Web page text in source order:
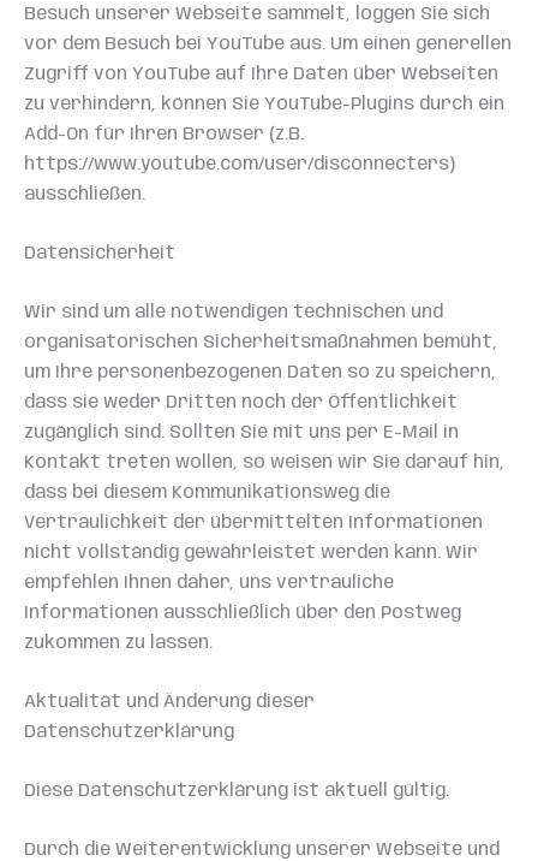
Besuch unserer Webseite sammelt, loggen Sie sich
vor dem Besuch bei YouTube aus. Um einen generellen
Zugriff von YouTube auf Ihre Daten über Webseiten
zu verhindern, können Sie YouTube-Plugins durch ein
Add-On für Ihren Browser (z.B.
https://www.youtube.com/user/disconnecters)
ausschließen.
Datensicherheit
Wir sind um alle notwendigen technischen und
organisatorischen Sicherheitsmaßnahmen bemüht,
um Ihre personenbezogenen Daten so zu speichern,
dass sie weder Dritten noch der Öffentlichkeit
zugänglich sind. Sollten Sie mit uns per E-Mail in
Kontakt treten wollen, so weisen wir Sie darauf hin,
dass bei diesem Kommunikationsweg die
Vertraulichkeit der übermittelten Informationen
nicht vollständig gewährleistet werden kann. Wir
empfehlen Ihnen daher, uns vertrauliche
Informationen ausschließlich über den Postweg
zukommen zu lassen.
Aktualität und Änderung dieser
Datenschutzerklärung
Diese Datenschutzerklärung ist aktuell gültig.
Durch die Weiterentwicklung unserer Webseite und